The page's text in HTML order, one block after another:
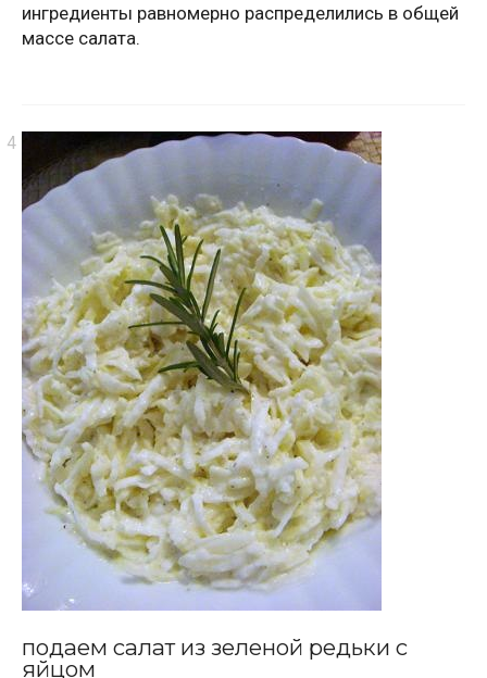
ингредиенты равномерно распределились в общей
массе салата.
подаем салат из зеленой редьки с
яйцом